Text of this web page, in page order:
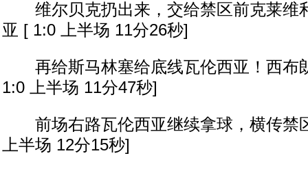
维尔贝克扔出来，交给禁区前克莱维
亚 [ 1:0 上半场 11分26秒]
再给斯马林塞给底线瓦伦西亚！西布
1:0 上半场 11分47秒]
前场右路瓦伦西亚继续拿球，横传禁
上半场 12分15秒]